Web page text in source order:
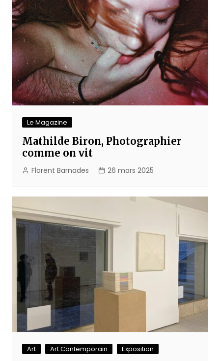
Le Magazine
Mathilde Biron, Photographier
comme on vit
Florent Barnades 26 mars 2025
Art Art Contemporain Exposition